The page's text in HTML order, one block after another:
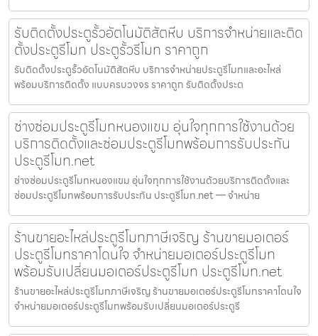
รับติดตั้งประตูรั้วอัตโนมัติสัตหีบ บริการจำหน่ายและติด
ตั้งประตูรีโมท ประตูรั้วรีโมท ราคาถูก
รับติดตั้งประตูรั้วอัตโนมัติสัตหีบ บริการจำหน่ายประตูรีโมทและอะไหล่
พร้อมบริการติดตั้ง แบบครบวงจร ราคาถูก รับติดตั้งประต
ช่างซ่อมประตูรีโมทหนองแขม อุ่นใจทุกการใช้งานด้วย
บริการติดตั้งและซ่อมประตูรีโมทพร้อมการรับประกัน
ประตูรีโมท.net
ช่างซ่อมประตูรีโมทหนองแขม อุ่นใจทุกการใช้งานด้วยบริการติดตั้งและ
ซ่อมประตูรีโมทพร้อมการรับประกัน ประตูรีโมท.net — จำหน่าย
ร้านขายอะไหล่ประตูรีโมทภาษีเจริญ ร้านขายมอเตอร์
ประตูรีโมทราคาโดนใจ จำหน่ายมอเตอร์ประตูรีโมท
พร้อมรับเปลี่ยนมอเตอร์ประตูรีโมท ประตูรีโมท.net
ร้านขายอะไหล่ประตูรีโมทภาษีเจริญ ร้านขายมอเตอร์ประตูรีโมทราคาโดนใจ
จำหน่ายมอเตอร์ประตูรีโมทพร้อมรับเปลี่ยนมอเตอร์ประตูรี